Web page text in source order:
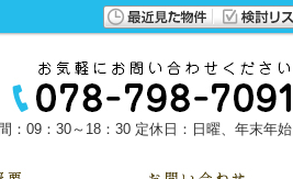
：09：30～18：30 定休日：日曜、年末年始